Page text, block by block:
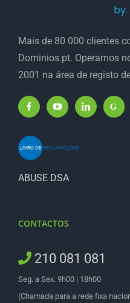
Mais de 80 000 clientes
Dominios.pt. Operamos
2001 na área de registo
ABUSE DSA
CONTACTOS
210 081 081
Seg. a Sex. 9h00 | 18h00
(Chamada para a rede fixa